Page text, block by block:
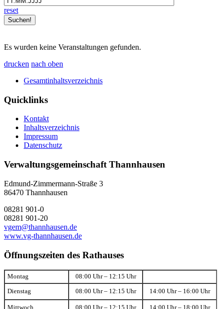
reset
Es wurden keine Veranstaltungen gefunden.
drucken nach oben
Gesamtinhaltsverzeichnis
Quicklinks
Kontakt
Inhaltsverzeichnis
Impressum
Datenschutz
Verwaltungsgemeinschaft Thannhausen
Edmund-Zimmermann-Straße 3
86470 Thannhausen
08281 901-0
08281 901-20
vgem@thannhausen.de
www.vg-thannhausen.de
Öffnungszeiten des Rathauses
Montag 08:00 Uhr – 12:15 Uhr
Dienstag 08:00 Uhr – 12:15 Uhr 14:00 Uhr – 16:00 Uhr